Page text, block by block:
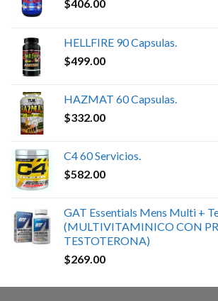
$406.00
HELLFIRE 90 Capsulas.
$499.00
HAZMAT 60 Capsulas.
$332.00
C4 60 Servicios.
$582.00
GAT Essentials Mens Multi +
(MULTIVITAMINICO CON
TESTOTERONA)
$269.00